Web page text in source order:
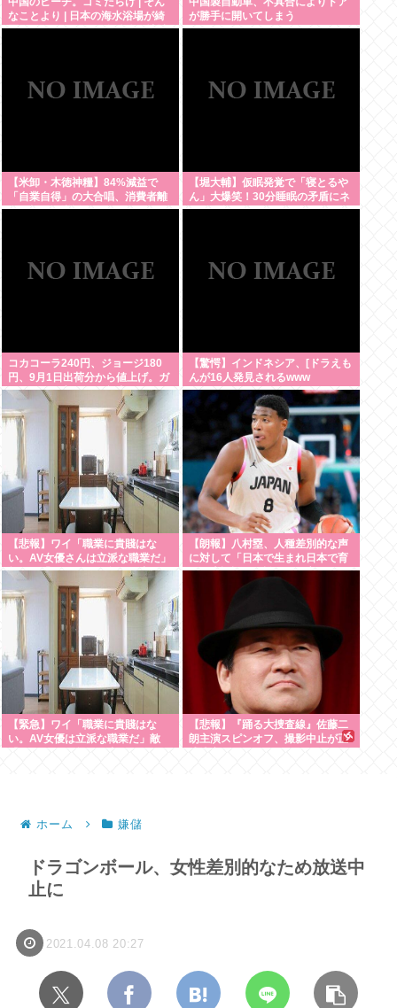
なことより | 日本の海水浴場が綺
麗に保たれてるのは自治体と地域
が勝手に開いてしまう
【米卸・木徳神糧】84%減益で
「自業自得」の大合唱、消費者離
れが招いた逆説
【堀大輔】仮眠発覚で「寝とるや
ん」大爆笑！30分睡眠の矛盾にネ
ット騒然
コカコーラ240円、ジョージ180
円、9月1日出荷分から値上げ。ガ
ソリンより高いとか意味不明すぎ
【驚愕】インドネシア、[ドラえも
んが16人発見されるwww
【悲報】ワイ「職業に貴賤はな
い。AV女優さんは立派な職業だ」
敵さん「じゃあ君の娘がAV出ても
ええの？」www
【朗報】八村塁、人種差別的な声
に対して「日本で生まれ日本で育
ち日本語話す。誰に何を言われよ
【緊急】ワイ「職業に貴賤はな
い。AV女優は立派な職業だ」敵
【悲報】『踊る大捜査線』佐藤二
朗主演スピンオフ、撮影中止が正
ホーム 嫌儲
ドラゴンボール、女性差別的なため放送中
止に
2021.04.08 20:27